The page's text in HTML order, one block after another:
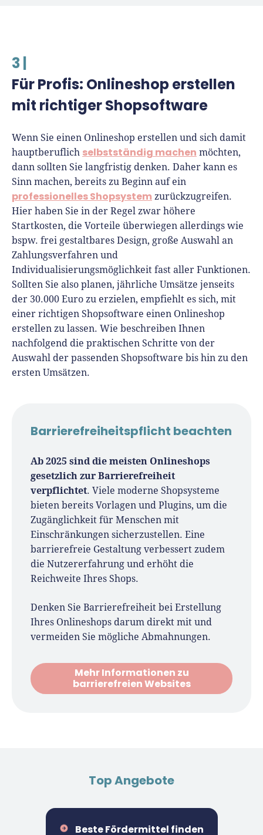
3 |
Für Profis: Onlineshop erstellen
mit richtiger Shopsoftware
Wenn Sie einen Onlineshop erstellen und sich damit
hauptberuflich selbstständig machen möchten,
dann sollten Sie langfristig denken. Daher kann es
Sinn machen, bereits zu Beginn auf ein
professionelles Shopsystem zurückzugreifen.
Hier haben Sie in der Regel zwar höhere
Startkosten, die Vorteile überwiegen allerdings wie
bspw. frei gestaltbares Design, große Auswahl an
Zahlungsverfahren und
Individualisierungsmöglichkeit fast aller Funktionen.
Sollten Sie also planen, jährliche Umsätze jenseits
der 30.000 Euro zu erzielen, empfiehlt es sich, mit
einer richtigen Shopsoftware einen Onlineshop
erstellen zu lassen. Wie beschreiben Ihnen
nachfolgend die praktischen Schritte von der
Auswahl der passenden Shopsoftware bis hin zu den
ersten Umsätzen.
Barrierefreiheitspflicht beachten
Ab 2025 sind die meisten Onlineshops
gesetzlich zur Barrierefreiheit
verpflichtet. Viele moderne Shopsysteme
bieten bereits Vorlagen und Plugins, um die
Zugänglichkeit für Menschen mit
Einschränkungen sicherzustellen. Eine
barrierefreie Gestaltung verbessert zudem
die Nutzererfahrung und erhöht die
Reichweite Ihres Shops.
Denken Sie Barrierefreiheit bei Erstellung
Ihres Onlineshops darum direkt mit und
vermeiden Sie mögliche Abmahnungen.
Mehr Informationen zu
barrierefreien Websites
Top Angebote
Beste Fördermittel finden